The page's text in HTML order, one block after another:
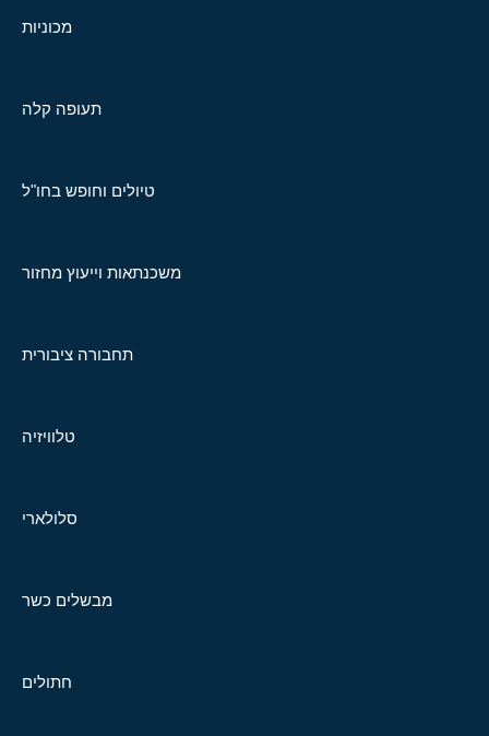
מכוניות
תעופה קלה
טיולים וחופש בחו"ל
משכנתאות וייעוץ מחזור
תחבורה ציבורית
טלוויזיה
סלולארי
מבשלים כשר
חתולים